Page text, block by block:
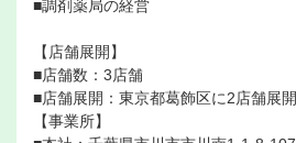
■調剤薬局の経営
【店舗展開】
■店舗数：3店舗
■店舗展開：東京都葛飾区に2店舗展開
【事業所】